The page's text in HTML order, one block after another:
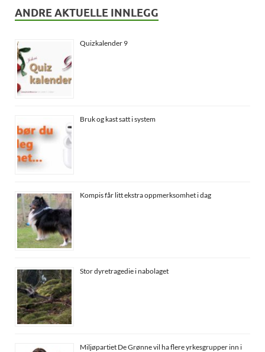
ANDRE AKTUELLE INNLEGG
Quizkalender 9
Bruk og kast satt i system
Kompis får litt ekstra oppmerksomhet i dag
Stor dyretragedie i nabolaget
Miljøpartiet De Grønne vil ha flere yrkesgrupper inn i